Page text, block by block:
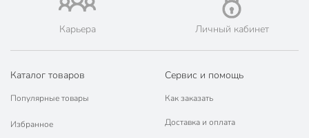
Карьера Личный кабинет
Каталог товаров
Популярные товары
Избранное
Сервис и помощь
Как заказать
Доставка и оплата